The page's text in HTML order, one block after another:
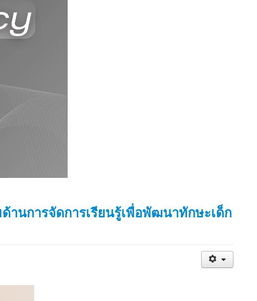
านการจัดการเรียนรู้เพื่อพัฒนาทักษะเด็ก